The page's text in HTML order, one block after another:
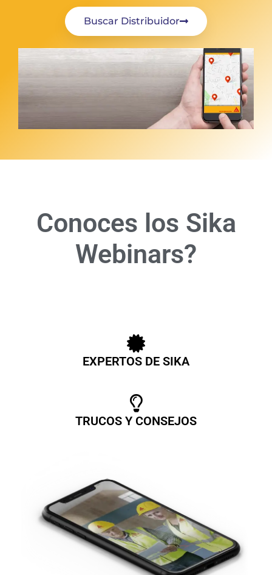
Buscar Distribuidor
Conoces los Sika
Webinars?
EXPERTOS DE SIKA
TRUCOS Y CONSEJOS